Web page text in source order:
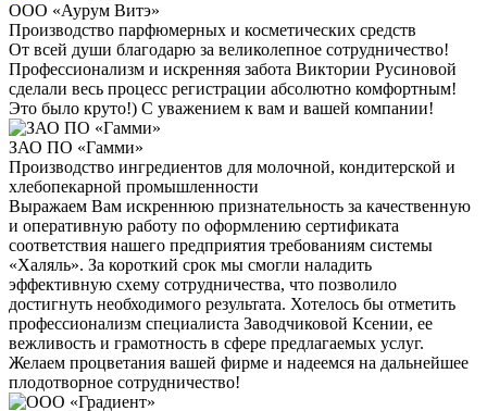
ООО «Аурум Витэ»
Производство парфюмерных и косметических средств
От всей души благодарю за великолепное сотрудничество!
Профессионализм и искренняя забота Виктории Русиновой
сделали весь процесс регистрации абсолютно комфортным!
Это было круто!) С уважением к вам и вашей компании!
ЗАО ПО «Гамми»
Производство ингредиентов для молочной, кондитерской и
хлебопекарной промышленности
Выражаем Вам искреннюю признательность за качественную
и оперативную работу по оформлению сертификата
соответствия нашего предприятия требованиям системы
«Халяль». За короткий срок мы смогли наладить
эффективную схему сотрудничества, что позволило
достигнуть необходимого результата. Хотелось бы отметить
профессионализм специалиста Заводчиковой Ксении, ее
вежливость и грамотность в сфере предлагаемых услуг.
Желаем процветания вашей фирме и надеемся на дальнейшее
плодотворное сотрудничество!